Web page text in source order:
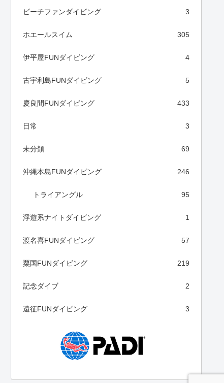
ビーチファンダイビング 3
ホエールスイム 305
伊平屋FUNダイビング 4
古宇利島FUNダイビング 5
慶良間FUNダイビング 433
日常 3
未分類 69
沖縄本島FUNダイビング 246
トライアングル 95
浮遊系ナイトダイビング 1
渡名喜FUNダイビング 57
粟国FUNダイビング 219
記念ダイブ 2
遠征FUNダイビング 3